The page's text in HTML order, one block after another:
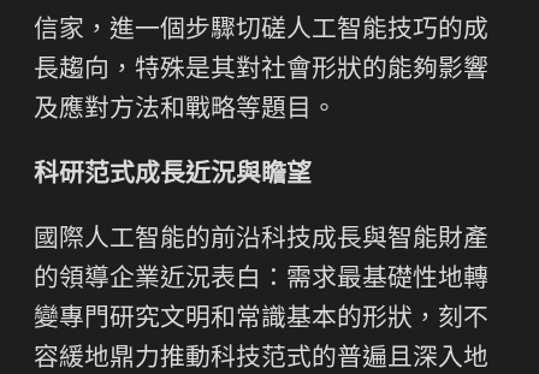
信家，進一個步驟切磋人工智能技巧的成
長趨向，特殊是其對社會形狀的能夠影響
及應對方法和戰略等題目。
科研范式成長近況與瞻望
國際人工智能的前沿科技成長與智能財產
的領導企業近況表白：需求最基礎性地轉
變專門研究文明和常識基本的形狀，刻不
容緩地鼎力推動科技范式的普遍且深入地